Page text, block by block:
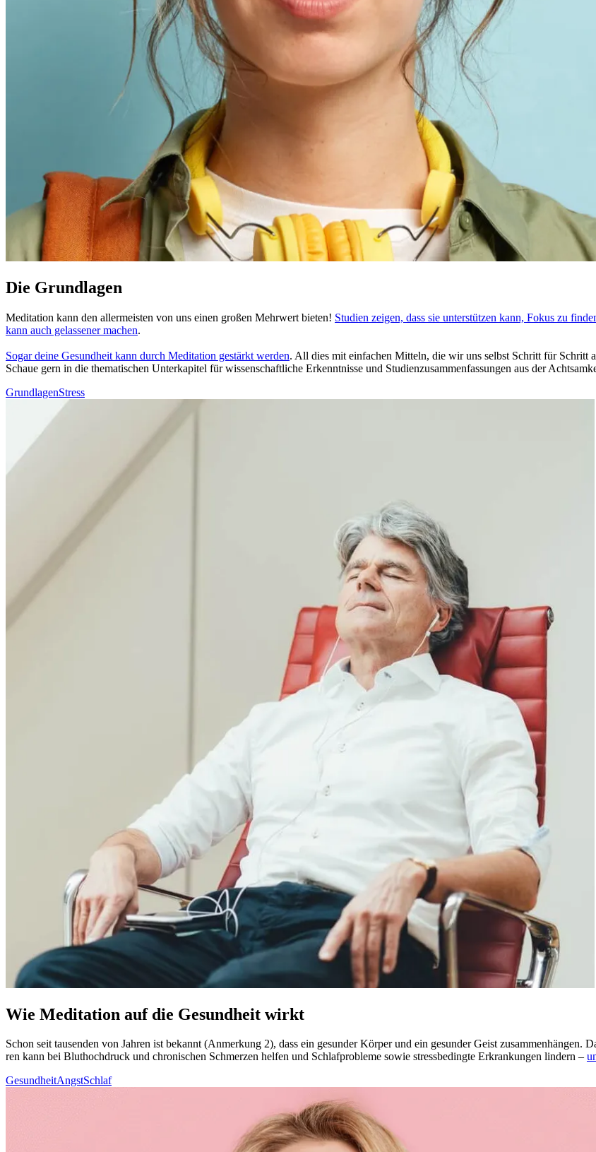
Die Grundlagen
Meditation kann den allermeisten von uns einen großen Mehrwert bieten! Stu­dien zeigen, dass sie unterstützen kann, Fokus zu
kann auch gelas­se­ner machen.
Sogar deine Gesund­heit kann durch Medi­ta­tion gestärkt werden. All dies mit ein­fa­chen Mit­teln, die wir uns selbst Schritt für Schritt
Schaue gern in die thematischen Unterkapitel für wissenschaftliche Erkenntnisse und Studienzusammenfassungen aus der
GrundlagenStress
Wie Meditation auf die Gesundheit wirkt
Schon seit tau­sen­den von Jahren ist bekannt (Anmerkung 2), dass ein gesun­der Körper und ein gesun­der Geist
ren kann bei Blut­hoch­druck und chronischen Schmerzen helfen und Schlaf­pro­ble­me sowie stress­be­ding­te Erkran­kun­gen lindern –
GesundheitAngstSchlaf